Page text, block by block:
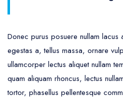
Donec purus posuere nullam lacus
egestas a, tellus massa, ornare
ullamcorper lectus aliquet nullam
quam aliquam rhoncus, lectus
tortor, phasellus pellentesque